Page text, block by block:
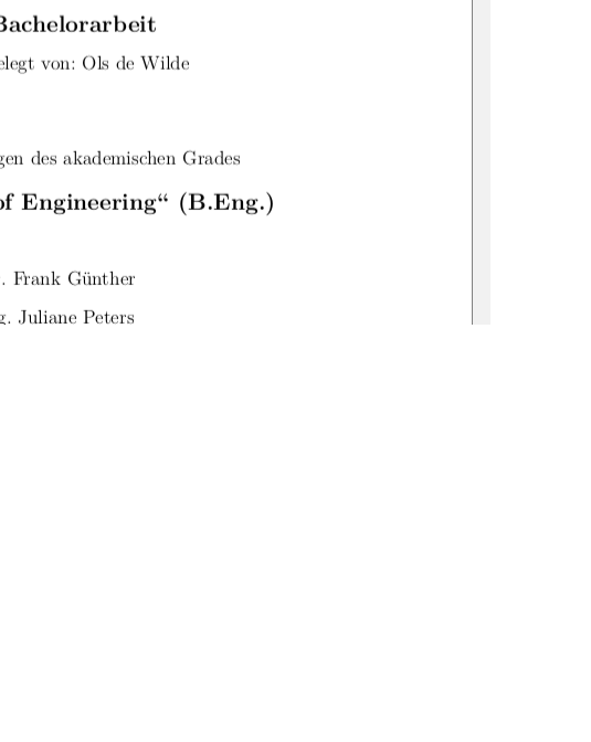
von: Ols de Wilde
des akademischen Grades
Engineering“ (B.Eng.)
Frank Günther
Juliane Peters